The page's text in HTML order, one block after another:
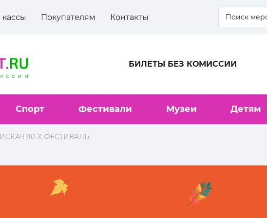
Покупателям Контакты
БИЛЕТЫ БЕЗ КОМИССИИ
Спорт Фестивали Музеи Детям
90-Х ФЕСТИВАЛЬ